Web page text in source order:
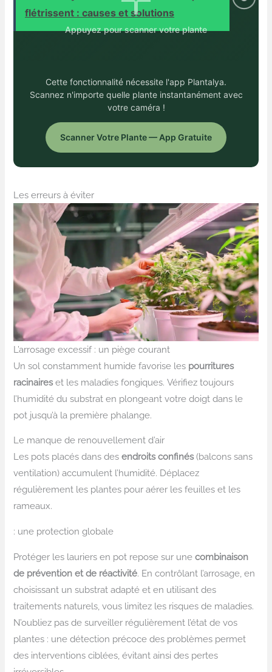
flétrissent : causes et solutions
Appuyez pour scanner votre plante
Cette fonctionnalité nécessite l'app Plantalya.
Scannez n'importe quelle plante instantanément avec
votre caméra !
Scanner Votre Plante — App Gratuite
Les erreurs à éviter
L’arrosage excessif : un piège courant
Un sol constamment humide favorise les pourritures
racinaireset les maladies fongiques. Vérifiez toujours
l’humidité du substrat en plongeant votre doigt dans le
pot jusqu’à la première phalange.
Le manque de renouvellement d’air
Les pots placés dans desendroits confinés(balcons sans
ventilation) accumulent l’humidité. Déplacez
régulièrement les plantes pour aérer les feuilles et les
rameaux.
: une protection globale
Protéger les lauriers en pot repose sur unecombinaison
de prévention et de réactivité. En contrôlant l’arrosage, en
choisissant un substrat adapté et en utilisant des
traitements naturels, vous limitez les risques de maladies.
N’oubliez pas de surveiller régulièrement l’état de vos
plantes : une détection précoce des problèmes permet
des interventions ciblées, évitant ainsi des pertes